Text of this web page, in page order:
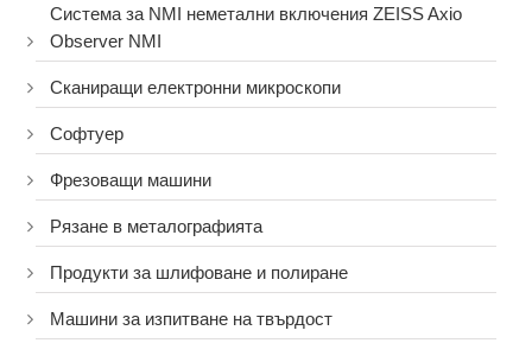
Система за NMI неметални включения ZEISS Axio
Observer NMI
Сканиращи електронни микроскопи
Софтуер
Фрезоващи машини
Рязане в металографията
Продукти за шлифоване и полиране
Машини за изпитване на твърдост